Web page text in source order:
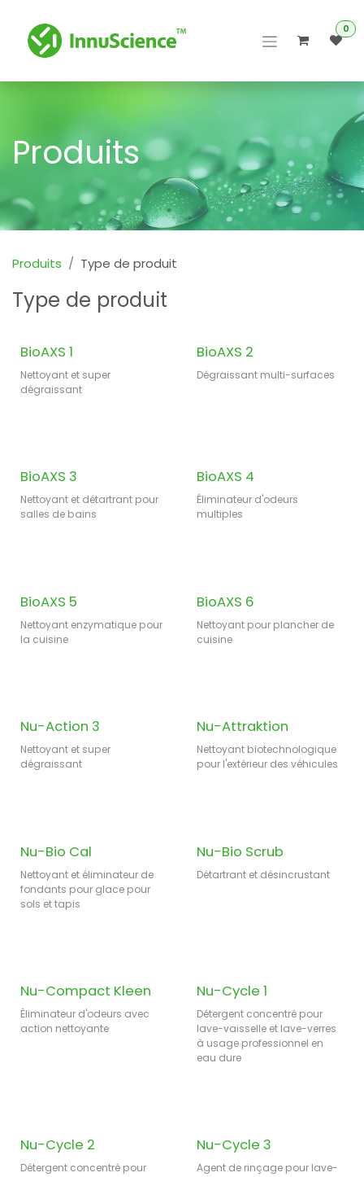
0
Produits
Produits Type de produit
Type de produit
New!
BioAXS 1
Nettoyant et super
dégraissant
New!
BioAXS 2
Dégraissant multi-surfaces
New!
BioAXS 3
Nettoyant et détartrant pour
salles de bains
New!
BioAXS 4
Éliminateur d'odeurs
multiples
New!
BioAXS 5
Nettoyant enzymatique pour
la cuisine
New!
BioAXS 6
Nettoyant pour plancher de
cuisine
Nu-Action 3
Nettoyant et super
dégraissant
Nu-Attraktion
Nettoyant biotechnologique
pour l'extérieur des véhicules
Nu-Bio Cal
Nettoyant et éliminateur de
fondants pour glace pour
sols et tapis
Nu-Bio Scrub
Détartrant et désincrustant
Nu-Compact Kleen
Éliminateur d'odeurs avec
action nettoyante
Nu-Cycle 1
Détergent concentré pour
lave-vaisselle et lave-verres
à usage professionnel en
eau dure
Nu-Cycle 2
Détergent concentré pour
Nu-Cycle 3
Agent de rinçage pour lave-